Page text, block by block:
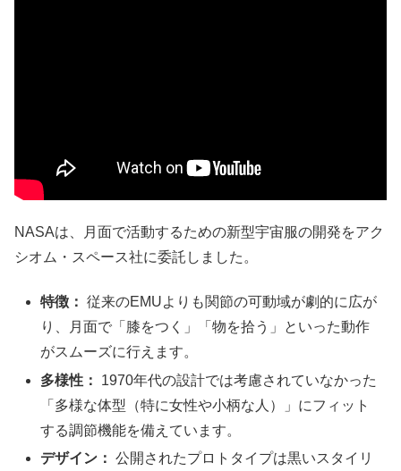
NASAは、月面で活動するための新型宇宙服の開発をアク
シオム・スペース社に委託しました。
特徴： 従来のEMUよりも関節の可動域が劇的に広が
り、月面で「膝をつく」「物を拾う」といった動作
がスムーズに行えます。
多様性：
1970年代の設計では考慮されていなかった
「多様な体型（特に女性や小柄な人）」にフィット
する調節機能を備えています。
デザイン： 公開されたプロトタイプは黒いスタイリ